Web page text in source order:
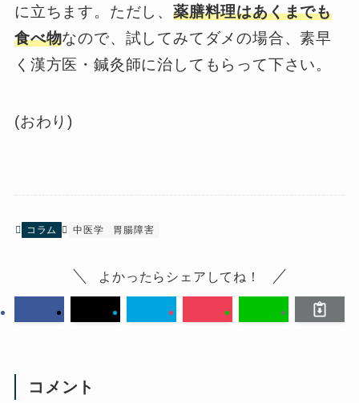
に立ちます。ただし、 薬膳料理はあくまでも
食べ物なので、試してみてダメの場合、素早
く漢方医・鍼灸師に治してもらって下さい。
(おわり)
コラム 中医学 胃腸障害
よかったらシェアしてね！
コメント